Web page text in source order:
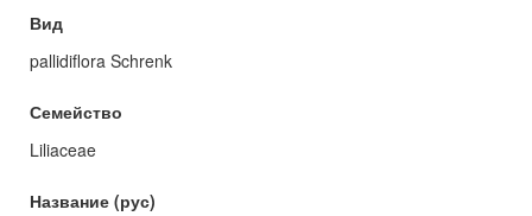
Вид
pallidiflora Schrenk
Семейство
Liliaceae
Название (рус)